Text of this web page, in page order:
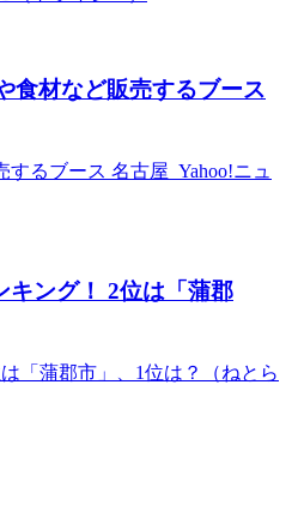
食材など販売するブース
るブース 名古屋 Yahoo!ニュ
キング！ 2位は「蒲郡
「蒲郡市」、1位は？（ねとら